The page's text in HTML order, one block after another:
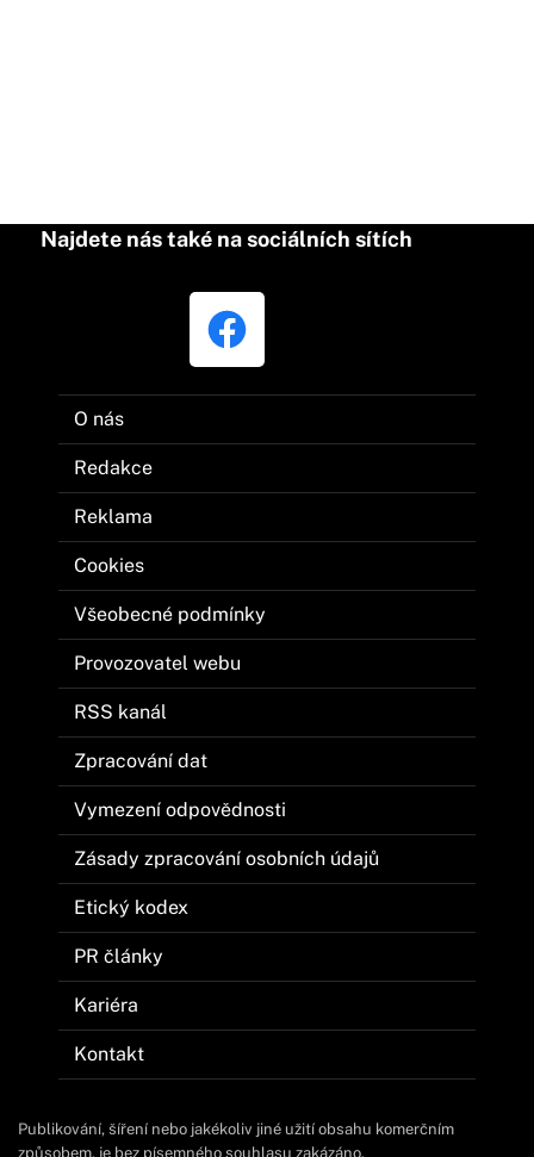
Najdete nás také na sociálních sítích
O nás
Redakce
Reklama
Cookies
Všeobecné podmínky
Provozovatel webu
RSS kanál
Zpracování dat
Vymezení odpovědnosti
Zásady zpracování osobních údajů
Etický kodex
PR články
Kariéra
Kontakt
Publikování, šíření nebo jakékoliv jiné užití obsahu komerčním
způsobem, je bez písemného souhlasu zakázáno.